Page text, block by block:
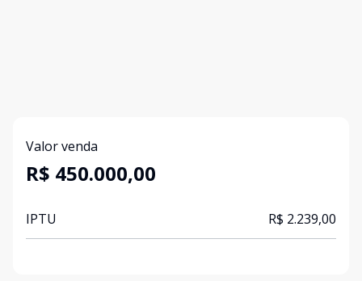
Valor venda
R$ 450.000,00
IPTU R$ 2.239,00